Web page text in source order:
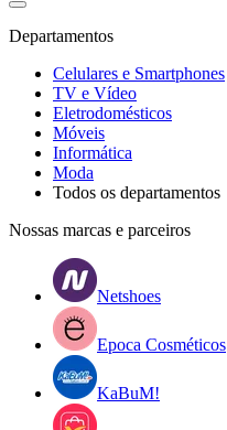
Departamentos
Celulares e Smartphones
TV e Vídeo
Eletrodomésticos
Móveis
Informática
Moda
Todos os departamentos
Nossas marcas e parceiros
Netshoes
Epoca Cosméticos
KaBuM!